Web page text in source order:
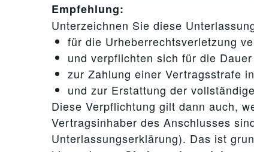
Empfehlung:
Unterzeichnen Sie diese
für die Urheberrechtsverletzung
und verpflichten sich für die
zur Zahlung einer Vertragsstrafe
und zur Erstattung der
Diese Verpflichtung gilt dann auch,
Vertragsinhaber des Anschlusses
Unterlassungserklärung). Das ist